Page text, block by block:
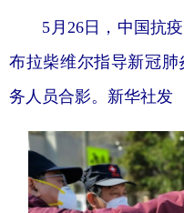
5月26日，中国抗
布拉柴维尔指导新冠
务人员合影。新华社发